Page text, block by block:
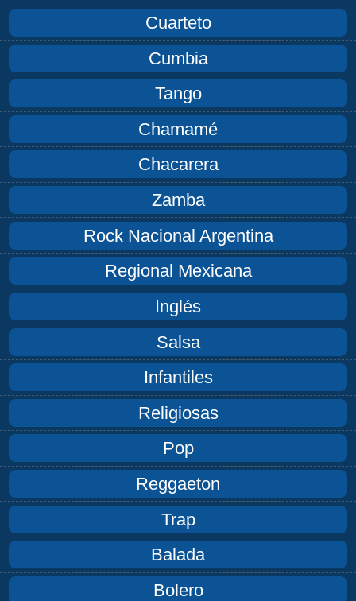
Cuarteto
Cumbia
Tango
Chamamé
Chacarera
Zamba
Rock Nacional Argentina
Regional Mexicana
Inglés
Salsa
Infantiles
Religiosas
Pop
Reggaeton
Trap
Balada
Bolero